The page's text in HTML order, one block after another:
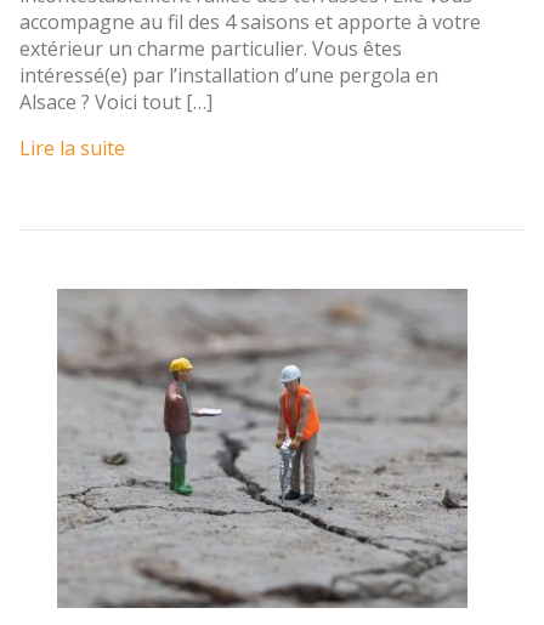
accompagne au fil des 4 saisons et apporte à votre
extérieur un charme particulier. Vous êtes
intéressé(e) par l’installation d’une pergola en
Alsace ? Voici tout […]
Lire la suite